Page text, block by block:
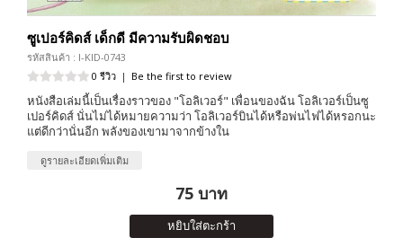
ซูเปอร์คิดส์ เด็กดี มีความรับผิดชอบ
รหัสสินค้า : I-KID-0743
0 รีวิว | Be the first to review
หนังสือเล่มนี้เป็นเรื่องราวของ "โอลิเวอร์" เพื่อนของฉัน โอลิเวอร์เป็นซู
เปอร์คิดส์ นั่นไม่ได้หมายความว่า โอลิเวอร์บินได้หรือพ่นไฟได้หรอกนะ
แต่ดีกว่านั่นอีก พลังของเขามาจากข้างใน
ดูรายละเอียดเพิ่มเติม
75 บาท
หยิบใส่ตะกร้า